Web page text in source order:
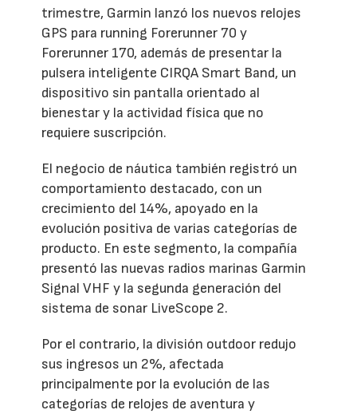
trimestre, Garmin lanzó los nuevos relojes
GPS para running Forerunner 70 y
Forerunner 170, además de presentar la
pulsera inteligente CIRQA Smart Band, un
dispositivo sin pantalla orientado al
bienestar y la actividad física que no
requiere suscripción.
El negocio de náutica también registró un
comportamiento destacado, con un
crecimiento del 14%, apoyado en la
evolución positiva de varias categorías de
producto. En este segmento, la compañía
presentó las nuevas radios marinas Garmin
Signal VHF y la segunda generación del
sistema de sonar LiveScope 2.
Por el contrario, la división outdoor redujo
sus ingresos un 2%, afectada
principalmente por la evolución de las
categorías de relojes de aventura y